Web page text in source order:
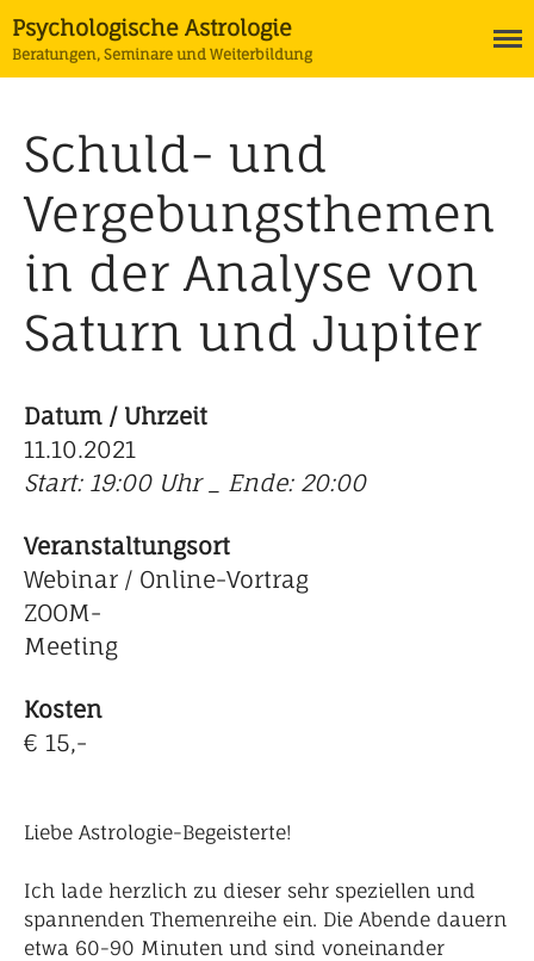
Astrologie
Astrologie
Horoskope
Tarot
Coaching
Psychologische Astrologie
Beratungen, Seminare und Weiterbildung
Schuld- und
Vergebungsthemen
in der Analyse von
Saturn und Jupiter
Datum / Uhrzeit
11.10.2021
Start: 19:00 Uhr _ Ende: 20:00
Veranstaltungsort
Webinar / Online-Vortrag
ZOOM-
Meeting
Kosten
€ 15,-
Liebe Astrologie-Begeisterte!
Ich lade herzlich zu dieser sehr speziellen und
spannenden Themenreihe ein. Die Abende dauern
etwa 60-90 Minuten und sind voneinander